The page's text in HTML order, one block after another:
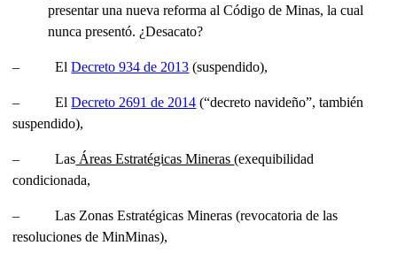
presentar una nueva reforma al Código de Minas, la cual
nunca presentó. ¿Desacato?
– ElDecreto 934 de 2013 (suspendido),
– ElDecreto 2691 de 2014 (“decreto navideño”, también
suspendido),
– Las Áreas Estratégicas Mineras(exequibilidad
condicionada,
– Las Zonas Estratégicas Mineras (revocatoria de las
resoluciones de MinMinas),